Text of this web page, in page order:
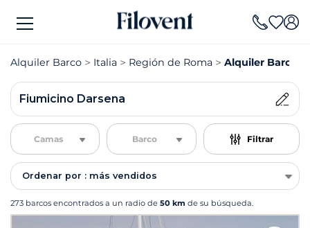
Alquiler Barco Italia Región de Roma Alquiler Barco
Fiumicino Darsena
Camas Barco Filtrar
Ordenar por : más vendidos
273 barcos encontrados a un radio de 50 km de su búsqueda.